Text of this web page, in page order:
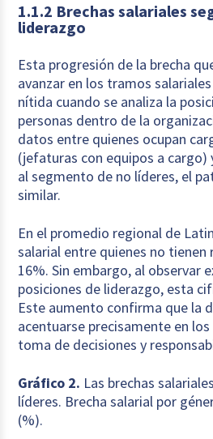
1.1.2 Brechas salariales
liderazgo
Esta progresión de la brecha
avanzar en los tramos
nítida cuando se analiza la
personas dentro de la
datos entre quienes ocupan
(jefaturas con equipos a cargo)
al segmento de no líderes, el
similar.
En el promedio regional de
salarial entre quienes no tienen
16%. Sin embargo, al observar
posiciones de liderazgo, esta
Este aumento confirma que la
acentuarse precisamente en
toma de decisiones y
Gráfico 2. Las brechas
líderes. Brecha salarial por
(%).